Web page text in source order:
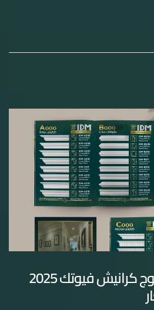
دليلك الكامل لـ كتالوج كرانيش فيوتك 2025